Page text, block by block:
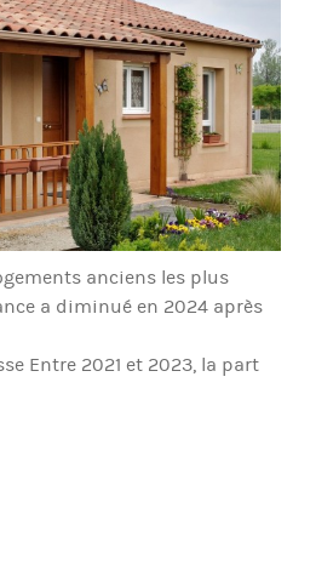
anciens les plus
a diminué en 2024 après
Entre 2021 et 2023, la part